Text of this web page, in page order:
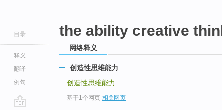
目录
释义
翻译
例句
the ability creative
网络释义
创造性思维能力
创造性思维能力
基于1个网页-相关网页